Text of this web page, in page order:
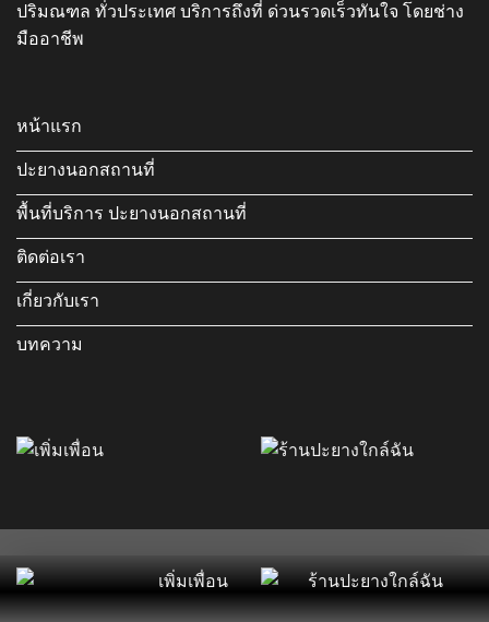
ปริมณฑล ทั่วประเทศ บริการถึงที่ ด่วนรวดเร็วทันใจ โดยช่าง
มืออาชีพ
หน้าแรก
ปะยางนอกสถานที่
พื้นที่บริการ ปะยางนอกสถานที่
ติดต่อเรา
เกี่ยวกับเรา
บทความ